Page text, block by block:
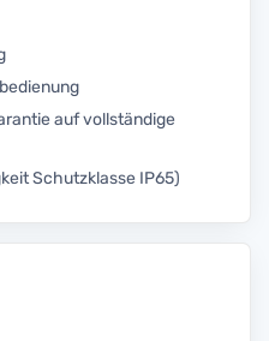
auf vollständige
Schutzklasse IP65)